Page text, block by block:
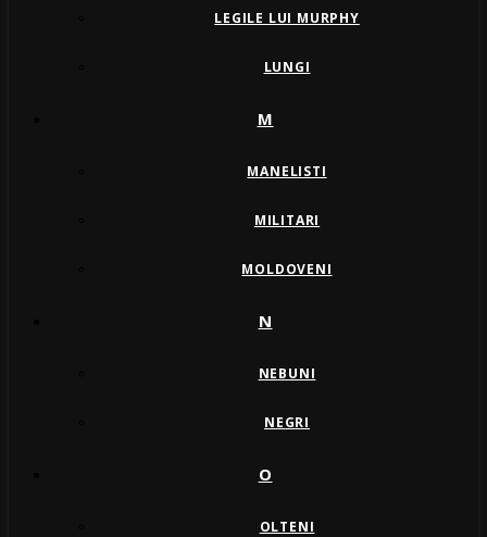
LEGILE LUI MURPHY
LUNGI
M
MANELISTI
MILITARI
MOLDOVENI
N
NEBUNI
NEGRI
O
OLTENI